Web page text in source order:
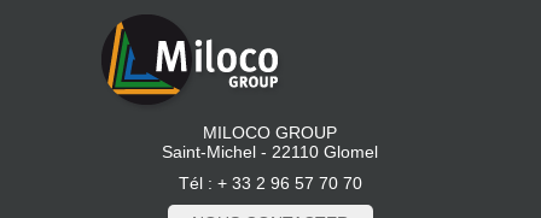
MILOCO GROUP
Saint-Michel - 22110 Glomel
Tél : + 33 2 96 57 70 70